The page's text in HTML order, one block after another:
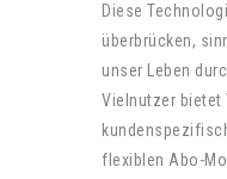
Diese
überbrücken,
unser Leben
Vielnutzer bietet
flexiblen Abo-